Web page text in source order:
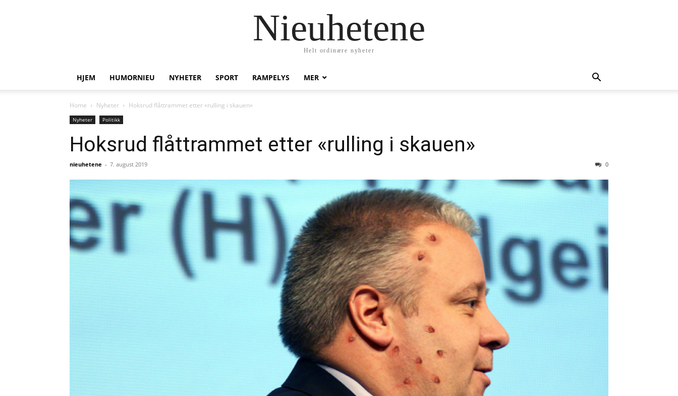
Nieuhetene
Helt ordinære nyheter
HJEM HUMORNIEU NYHETER SPORT RAMPELYS MER
Home Nyheter Hoksrud flåttrammet etter «rulling i skauen»
Nyheter Politikk
Hoksrud flåttrammet etter «rulling i skauen»
nieuhetene - 7. august 2019 0